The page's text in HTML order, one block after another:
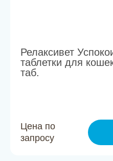
Релаксивет
таблетки для
таб.
Цена по
запросу